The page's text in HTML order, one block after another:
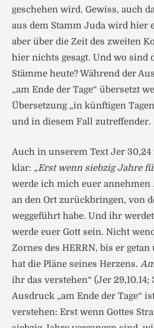
geschehen wird. Gewiss, auch
aus dem Stamm Juda wird hier
aber über die Zeit des zweiten
hier nichts gesagt. Und wo sind
Stämme heute? Während der
„am Ende der Tage“ übersetzt
Übersetzung „in künftigen
und in diesem Fall zutreffender.
Auch in unserem Text Jer
klar: „Erst wenn siebzig Jahre
werde ich mich euer
an den Ort zurückbringen, von
weggeführt habe. Und ihr
werde euer Gott sein. Nicht
Zornes des HERRN, bis er
hat die Pläne seines Herzens.
ihr das verstehen“ (Jer 29,10.14;
Ausdruck „am Ende der Tage“
verstehen: Erst wenn Gottes